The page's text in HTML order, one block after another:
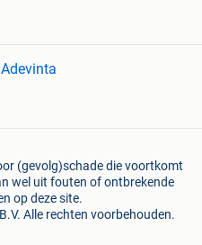
Adevinta
(gevolg)schade die voortkomt
wel uit fouten of ontbrekende
op deze site.
Alle rechten voorbehouden.